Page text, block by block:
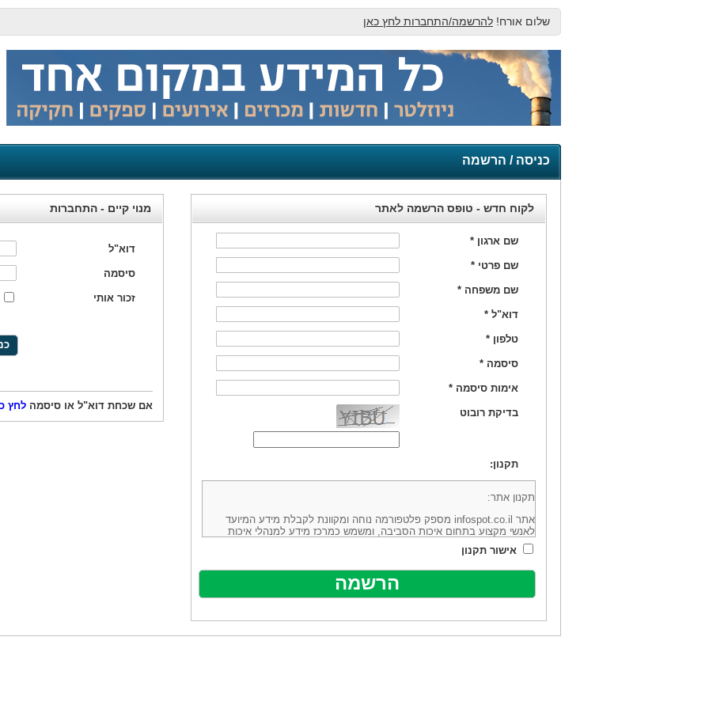
שלום אורח! להרשמה/התחברות לחץ כאן
כניסה / הרשמה
מנוי קיים - התחברות
דוא"ל
סיסמה
זכור אותי
אם שכחת דוא"ל או סיסמה לחץ
לקוח חדש - טופס הרשמה לאתר
שם ארגון *
שם פרטי *
שם משפחה *
דוא"ל *
טלפון *
סיסמה *
אימות סיסמה *
בדיקת רובוט
תקנון:
תקנון אתר:
אתר infospot.co.il מספק פלטפורמה נוחה ומקוונת לקבלת מידע המיועד
לאנשי מקצוע בתחום איכות הסביבה, ומשמש כמרכז מידע למנהלי איכות
סביבה (להלן: "המידע"). האתר בבעלותה ובניהולה של חברת יזמות וידע
מיקוד 6113102 ובדוא"ל: office@infospot.co.il (להלן: "האתר").
האתר אינו מספק את השירותים המפורסמים באתר ע"י ספקים שונים, איננו
מוכר את השירות המוצע באתר ע"י ספקים שונים, איננו מעורב במתן השירות
אלקטרונית של פרסום עבור נותני שירותים אלו. במילים אחרות, האחריות על
ביצוע העסקה בין הגולשים לבין המפרסמים נותני השירות ואיכותה מוטלת על
אישור תקנון